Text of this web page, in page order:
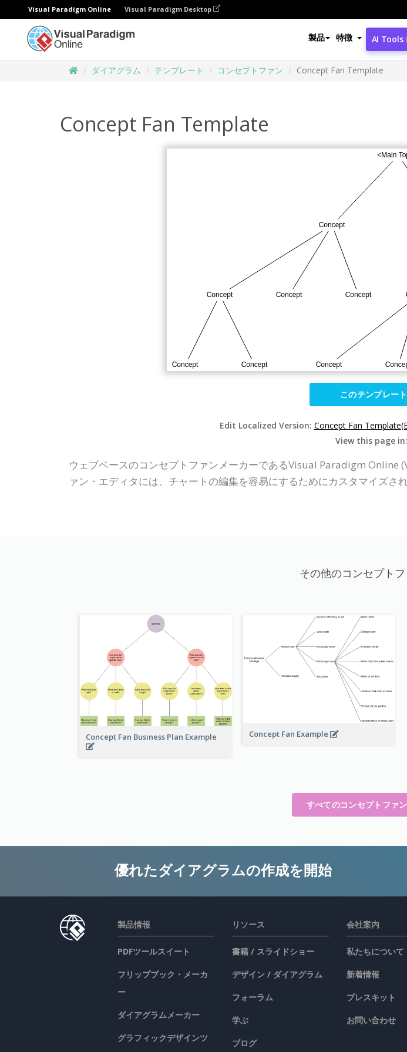
Visual Paradigm Online Visual Paradigm Desktop
製品 特徴 AI Tools
ダイアグラム テンプレート コンセプトファン Concept Fan Template
Concept Fan Template
このテンプレー
Edit Localized Version: Concept Fan
View this page in:
ウェブベースのコンセプトファンメーカーであるVisual Paradigm Online
ァン・エディタには、チャートの編集を容易にするためにカスタマイズさ
その他のコンセプト
Concept Fan Business Plan Example Concept Fan Example
すべてのコンセプトファ
優れたダイアグラムの作成を開始
製品情報
PDFツールスイート
フリップブック・メーカ
ー
ダイアグラムメーカー
グラフィックデザインツ
リソース
書籍 / スライドショー
デザイン / ダイアグラム
フォーラム
学ぶ
ブログ
会社案内
私たちについて
新着情報
プレスキット
お問い合わせ